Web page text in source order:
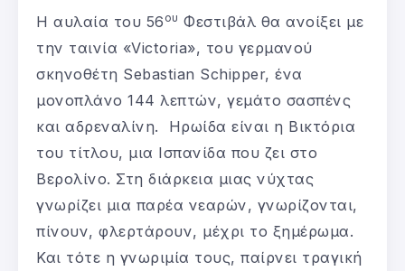
Η αυλαία του 56 ου Φεστιβάλ θα ανοίξει με
την ταινία «Victoria», του γερμανού
σκηνοθέτη Sebastian Schipper, ένα
μονοπλάνο 144 λεπτών, γεμάτο σασπένς
και αδρεναλίνη. Ηρωίδα είναι η Βικτόρια
του τίτλου, μια Ισπανίδα που ζει στο
Βερολίνο. Στη διάρκεια μιας νύχτας
γνωρίζει μια παρέα νεαρών, γνωρίζονται,
πίνουν, φλερτάρουν, μέχρι το ξημέρωμα.
Και τότε η γνωριμία τους, παίρνει τραγική